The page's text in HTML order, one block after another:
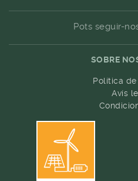
Pots seguir-
SOBRE
Política
Avís